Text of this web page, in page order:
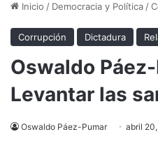
Inicio / Democracia y Política /
Corrupción Dictadura
Oswaldo
Levantar las
Oswaldo Páez-Pumar abril